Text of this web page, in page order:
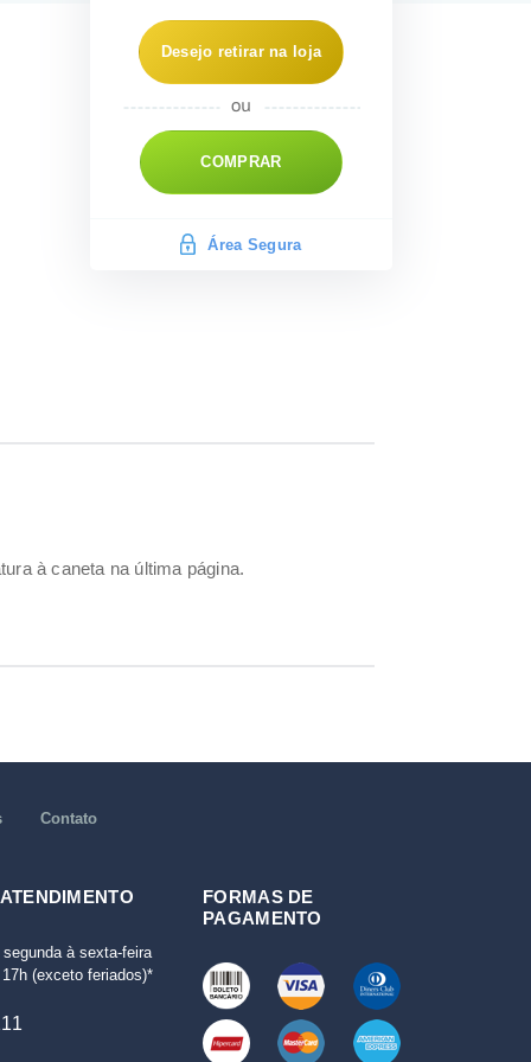
Desejo retirar na loja
COMPRAR
Área Segura
à caneta na última página.
Contato
à sexta-feira
(exceto feriados)*
FORMAS DE
PAGAMENTO